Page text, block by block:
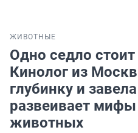
ЖИВОТНЫЕ
Одно седло
Кинолог из
глубинку и
развеивает мифы
животных